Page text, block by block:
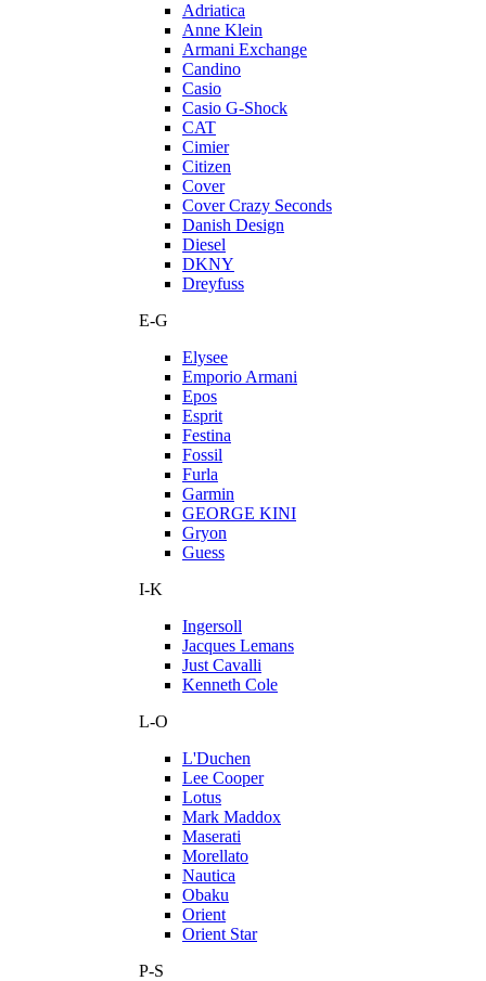
Adriatica
Anne Klein
Armani Exchange
Candino
Casio
Casio G-Shock
CAT
Cimier
Citizen
Cover
Cover Crazy Seconds
Danish Design
Diesel
DKNY
Dreyfuss
E-G
Elysee
Emporio Armani
Epos
Esprit
Festina
Fossil
Furla
Garmin
GEORGE KINI
Gryon
Guess
I-K
Ingersoll
Jacques Lemans
Just Cavalli
Kenneth Cole
L-O
L'Duchen
Lee Cooper
Lotus
Mark Maddox
Maserati
Morellato
Nautica
Obaku
Orient
Orient Star
P-S